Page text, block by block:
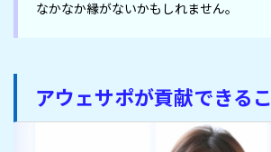
なかなか縁がないかもしれません。
アウェサポが貢献できる